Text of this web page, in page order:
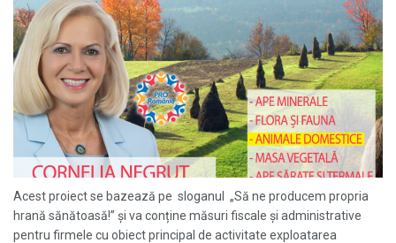
Acest proiect se bazează pe sloganul „Să ne producem propria
hrană sănătoasă!” și va conține măsuri fiscale și administrative
pentru firmele cu obiect principal de activitate exploatarea